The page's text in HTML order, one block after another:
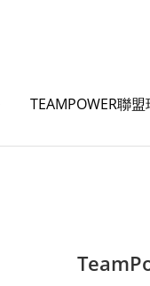
TEAMPOWER聯